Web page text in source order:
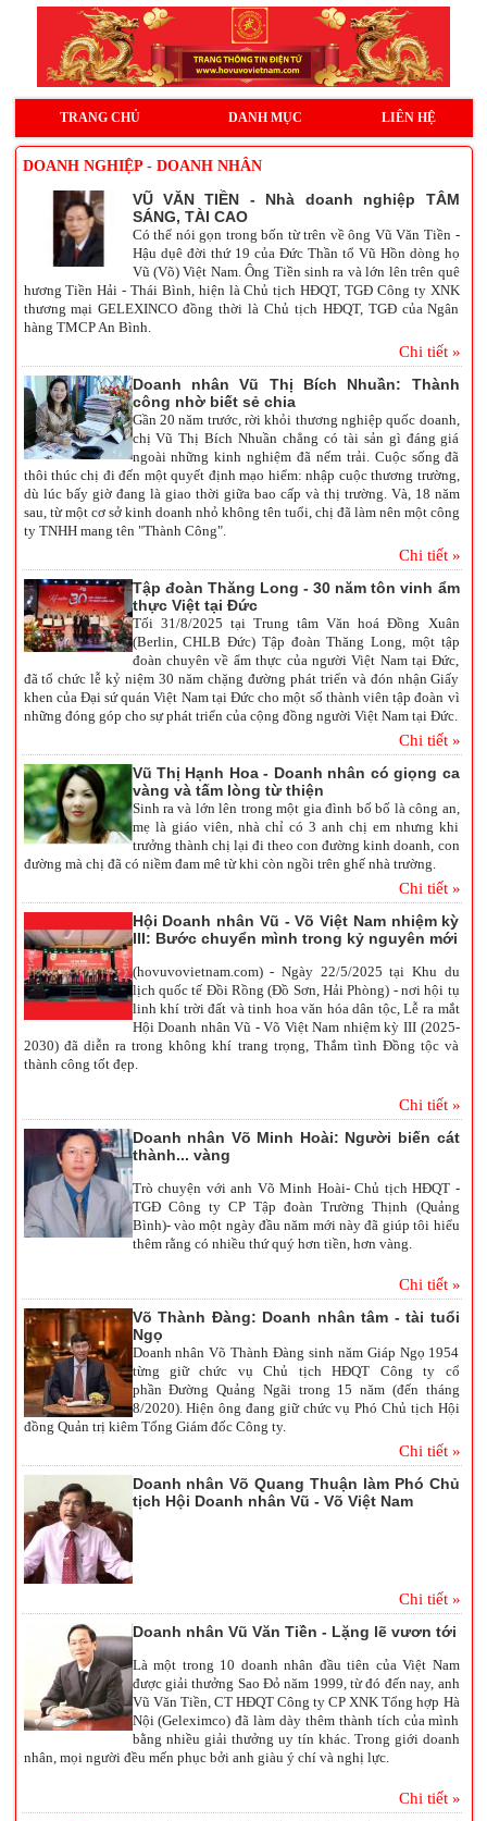
TRANG CHỦ DANH MỤC LIÊN HỆ
DOANH NGHIỆP - DOANH NHÂN
VŨ VĂN TIỀN - Nhà doanh nghiệp TÂM
SÁNG, TÀI CAO
Có thể nói gọn trong bốn từ trên về ông Vũ Văn Tiền -
Hậu dụê đời thứ 19 của Đức Thần tổ Vũ Hồn dòng họ
Vũ (Võ) Việt Nam. Ông Tiền sinh ra và lớn lên trên quê
hương Tiền Hải - Thái Bình, hiện là Chủ tịch HĐQT, TGĐ Công ty XNK
thương mại GELEXINCO đồng thời là Chủ tịch HĐQT, TGĐ của Ngân
hàng TMCP An Bình.
Chi tiết »
Doanh nhân Vũ Thị Bích Nhuần: Thành
công nhờ biết sẻ chia
Gần 20 năm trước, rời khỏi thương nghiệp quốc doanh,
chị Vũ Thị Bích Nhuần chẳng có tài sản gì đáng giá
ngoài những kinh nghiệm đã nếm trải. Cuộc sống đã
thôi thúc chị đi đến một quyết định mạo hiểm: nhập cuộc thương trường,
dù lúc bấy giờ đang là giao thời giữa bao cấp và thị trường. Và, 18 năm
sau, từ một cơ sở kinh doanh nhỏ không tên tuổi, chị đã làm nên một công
ty TNHH mang tên "Thành Công".
Chi tiết »
Tập đoàn Thăng Long - 30 năm tôn vinh ẩm
thực Việt tại Đức
Tối 31/8/2025 tại Trung tâm Văn hoá Đồng Xuân
(Berlin, CHLB Đức) Tập đoàn Thăng Long, một tập
đoàn chuyên về ẩm thực của người Việt Nam tại Đức,
đã tổ chức lễ kỷ niệm 30 năm chặng đường phát triển và đón nhận Giấy
khen của Đại sứ quán Việt Nam tại Đức cho một số thành viên tập đoàn vì
những đóng góp cho sự phát triển của cộng đồng người Việt Nam tại Đức.
Chi tiết »
Vũ Thị Hạnh Hoa - Doanh nhân có giọng ca
vàng và tấm lòng từ thiện
Sinh ra và lớn lên trong một gia đình bố bố là công an,
mẹ là giáo viên, nhà chỉ có 3 anh chị em nhưng khi
trưởng thành chị lại đi theo con đường kinh doanh, con
đường mà chị đã có niềm đam mê từ khi còn ngồi trên ghế nhà trường.
Chi tiết »
Hội Doanh nhân Vũ - Võ Việt Nam nhiệm kỳ
III: Bước chuyển mình trong kỷ nguyên mới
(hovuvovietnam.com) - Ngày 22/5/2025 tại Khu du
lịch quốc tế Đồi Rồng (Đồ Sơn, Hải Phòng) - nơi hội tụ
linh khí trời đất và tinh hoa văn hóa dân tộc, Lễ ra mắt
Hội Doanh nhân Vũ - Võ Việt Nam nhiệm kỳ III (2025-
2030) đã diễn ra trong không khí trang trọng, Thắm tình Đồng tộc và
thành công tốt đẹp.
Chi tiết »
Doanh nhân Võ Minh Hoài: Người biến cát
thành... vàng
Trò chuyện với anh Võ Minh Hoài- Chủ tịch HĐQT -
TGĐ Công ty CP Tập đoàn Trường Thịnh (Quảng
Bình)- vào một ngày đầu năm mới này đã giúp tôi hiểu
thêm rằng có nhiều thứ quý hơn tiền, hơn vàng.
Chi tiết »
Võ Thành Đàng: Doanh nhân tâm - tài tuổi
Ngọ
Doanh nhân Võ Thành Đàng sinh năm Giáp Ngọ 1954
từng giữ chức vụ Chủ tịch HĐQT Công ty cổ
phần Đường Quảng Ngãi trong 15 năm (đến tháng
8/2020). Hiện ông đang giữ chức vụ Phó Chủ tịch Hội
đồng Quản trị kiêm Tổng Giám đốc Công ty.
Chi tiết »
Doanh nhân Võ Quang Thuận làm Phó Chủ
tịch Hội Doanh nhân Vũ - Võ Việt Nam
Chi tiết »
Doanh nhân Vũ Văn Tiền - Lặng lẽ vươn tới
Là một trong 10 doanh nhân đầu tiên của Việt Nam
được giải thưởng Sao Đỏ năm 1999, từ đó đến nay, anh
Vũ Văn Tiền, CT HĐQT Công ty CP XNK Tổng hợp Hà
Nội (Geleximco) đã làm dày thêm thành tích của mình
bằng nhiều giải thưởng uy tín khác. Trong giới doanh
nhân, mọi người đều mến phục bởi anh giàu ý chí và nghị lực.
Chi tiết »